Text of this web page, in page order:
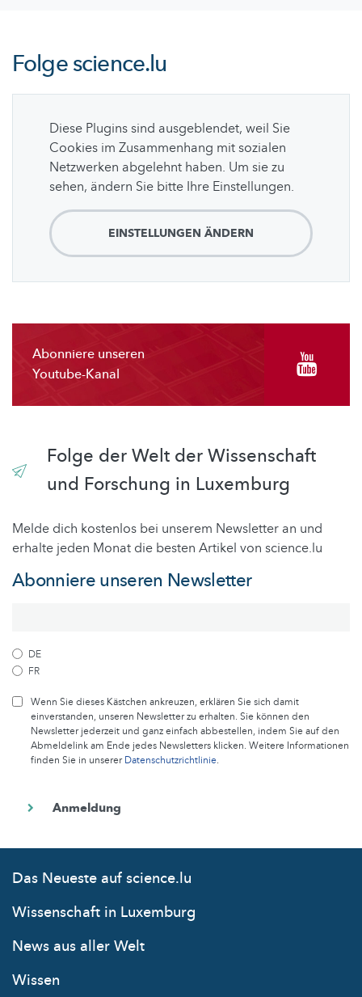
Folgescience.lu
Diese Plugins sind ausgeblendet, weil Sie
Cookies im Zusammenhang mit sozialen
Netzwerken abgelehnt haben. Um sie zu
sehen, ändern Sie bitte Ihre Einstellungen.
EINSTELLUNGEN ÄNDERN
Abonniere unseren
Youtube-Kanal
Folge der Welt der Wissenschaft
und Forschung in Luxemburg
Melde dich kostenlos bei unserem Newsletter an und
erhalte jeden Monat die besten Artikel von science.lu
Abonniere unseren Newsletter
DE
FR
Wenn Sie dieses Kästchen ankreuzen, erklären Sie sich damit
einverstanden, unseren Newsletter zu erhalten. Sie können den
Newsletter jederzeit und ganz einfach abbestellen, indem Sie auf den
Abmeldelink am Ende jedes Newsletters klicken. Weitere Informationen
finden Sie in unsererDatenschutzrichtlinie.
Das Neueste auf science.lu
Wissenschaft in Luxemburg
News aus aller Welt
Wissen